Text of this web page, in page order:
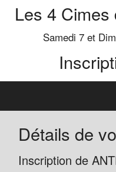
Les 4
Samedi 7 et
Inscription
Préinscrits
Détails de
Inscription de